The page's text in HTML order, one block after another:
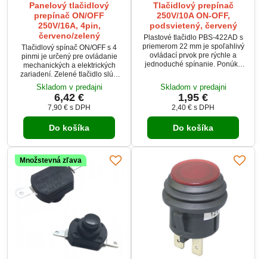
Panelový tlačidlový
prepínač ON/OFF
250V/16A, 4pin,
červeno/zelený
Tlačidlový spínač ON/OFF s 4
pinmi je určený pre ovládanie
mechanických a elektrických
zariadení. Zelené tlačidlo slúži
pre zapnutie, červené pre
vypnutie. Menovité zaťaženie 15
A / 250 VAC umožňuje použitie aj
pri výkonnejších zariadeniach.
Tesniaca gumička zvyšuje
ochranu pri montáži do panelu.
Skladom v predajni
6,42 €
7,90 € s DPH
Do košíka
Tlačidlový prepínač
250V/10A ON-OFF,
podsvietený, červený
Plastové tlačidlo PBS-422AD s
priemerom 22 mm je spoľahlivý
ovládací prvok pre rýchle a
jednoduché spínanie. Ponúka
životnosť. Vhodné je pre rôzne
priemyselné aj domáce aplikácie
vrátane systémov SMART CAP.
Skladom v predajni
1,95 €
2,40 € s DPH
Do košíka
Množstevná zľava